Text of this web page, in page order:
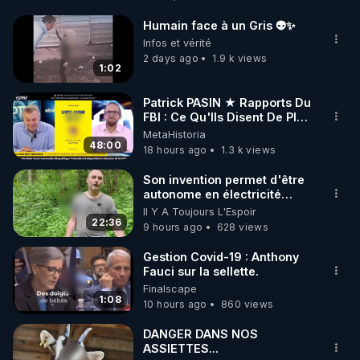
🌱 INSTAGRAM
https://www.instagram.com/rdlr_thierrycasasnovas/
http://rgnr.li/instagram
🌱 LA NEWSLETTER
Pour ne pas rater l’actualité RGNR (stages,
http://rgnr.li/news
🌱 VIDÉOS NON CENSURÉES SUR ODYSEE
Toutes les vidéos Youtube sont aussi sur la
http://rgnr.li/odysee
🌱 LES STAGES EN PRÉSENTIEL
1:02
Humain face à un Gris 👽✨
Infos et vérité
2 days ago
1.9 k views
48:00
Patrick PASIN ★ Rapports Du
FBI : Ce Qu'Ils Disent De Plus
Grave Sur Hitler
MetaHistoria
18 hours ago
1.3 k views
22:36
Son invention permet d'être
autonome en électricité
avec un simple ruisseau
Il Y A Toujours L'Espoir
9 hours ago
628 views
1:08
Gestion Covid-19 : Anthony
Fauci sur la sellette.
Finalscape
10 hours ago
860 views
DANGER DANS NOS
ASSIETTES...